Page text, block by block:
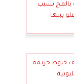
بالمخ بسبب
ببنها
خيوط جريمة